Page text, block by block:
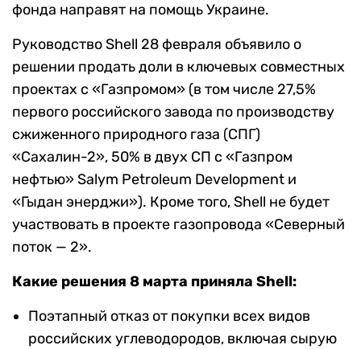
фонда направят на помощь Украине.
Руководство Shell 28 февраля объявило о
решении продать доли в ключевых совместных
проектах с «Газпромом» (в том числе 27,5%
первого российского завода по производству
сжиженного природного газа (СПГ)
«Сахалин-2», 50% в двух СП с «Газпром
нефтью» Salym Petroleum Development и
«Гыдан энерджи»). Кроме того, Shell не будет
участвовать в проекте газопровода «Северный
поток — 2».
Какие решения 8 марта приняла Shell:
Поэтапный отказ от покупки всех видов
российских углеводородов, включая сырую